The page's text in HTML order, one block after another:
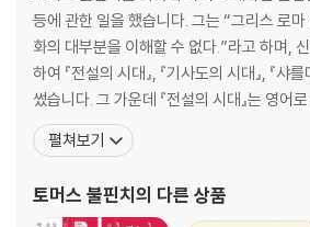
마이오이족·그리폰
제17장 황금 양털·메데이아와 이아손
제18장 멜레아그로스와 아탈란테
제19장 헤라클레스·헤베와 가니메데스
제21장 디오니소스·아리아드네
제23장 아켈로오스와 헤라클레스·아드메토스
등에 관한 일을 했습니다. 그는 “그리스 로
화의 대부분을 이해할 수 없다.”라고 하며,
하여 『전설의 시대』, 『기사도의 시대』, 『샤
썼습니다. 그 가운데 『전설의 시대』는 영어
으로 알려져 있습니다. 그리스 로마를 비롯한
들을 소개한 『전설의 시대』의 그리스 로마
서 신화 분야의 가장 권위 있는 책
펼쳐보기
토머스 불핀치 의 다른 상품